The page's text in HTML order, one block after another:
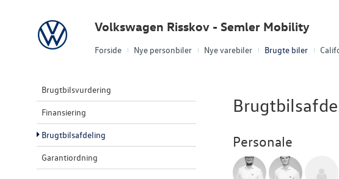
Forside Nye personbiler Nye varebiler Brugte biler
Volkswagen Volkswagen Risskov - Semler Mobility
Brugtbilsvurdering
Finansiering
Brugtbilsafdeling
Garantiordning
Personale